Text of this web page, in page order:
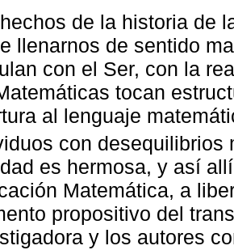
de la historia de
llenarnos de sentido
con el Ser, con la
tocan
al lenguaje
con desequilibrios
es hermosa, y así
Matemática, a
propositivo del
y los autores